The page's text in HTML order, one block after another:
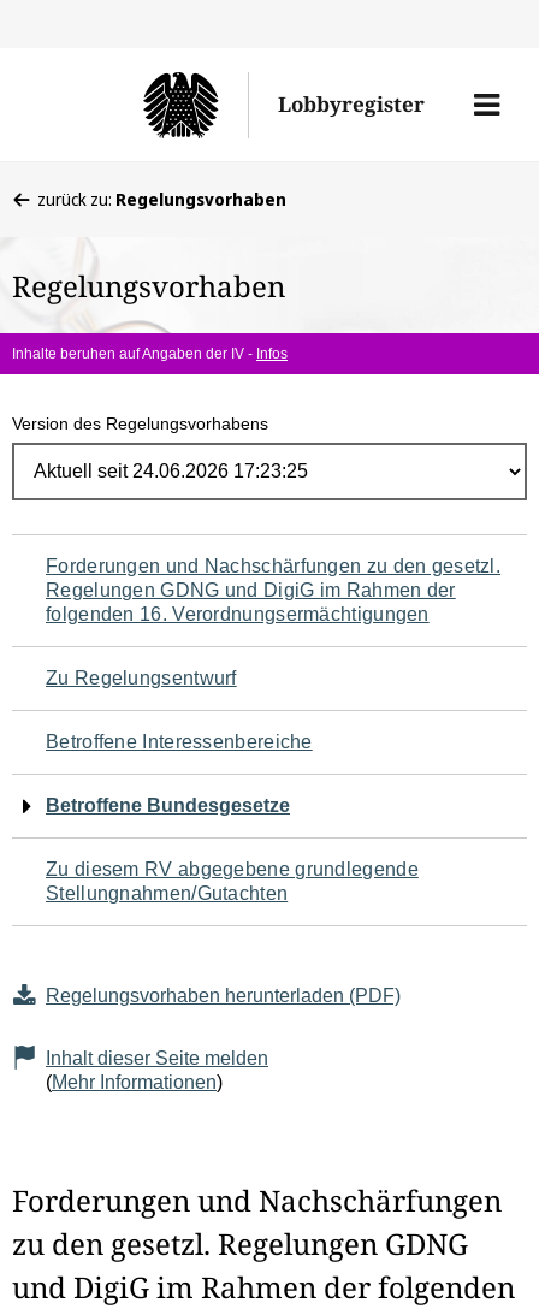
Lobbyregister
Menü
befinden
hier:
zurück zu: Regelungsvorhaben
Regelungsvorhaben
Inhalte beruhen auf Angaben der IV - Infos
Version des Regelungsvorhabens
Navigation
für
den
Seiteninhalt
Forderungen und Nachschärfungen zu den gesetzl.
Regelungen GDNG und DigiG im Rahmen der
folgenden 16. Verordnungsermächtigungen
Zu Regelungsentwurf
Betroffene Interessenbereiche
Betroffene Bundesgesetze
Zu diesem RV abgegebene grundlegende
Stellungnahmen/Gutachten
Regelungsvorhaben herunterladen (PDF)
Inhalt dieser Seite melden
(Mehr Informationen)
Forderungen und Nachschärfungen
zu den gesetzl. Regelungen GDNG
und DigiG im Rahmen der folgenden